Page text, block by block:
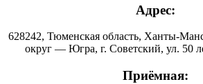
Адрес:
628242, Тюменская область, Ханты-
округ — Югра, г. Советский, ул. 50
Приёмная: